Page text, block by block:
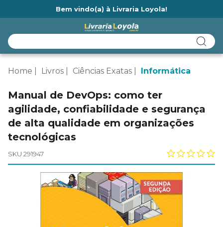
Bem vindo(a) à Livraria Loyola!
Home Livros Ciências Exatas Informática
Manual de DevOps: como ter
agilidade, confiabilidade e segurança
de alta qualidade em organizações
tecnológicas
SKU 291947